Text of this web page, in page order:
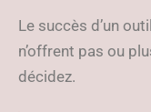
Le succès d’un
n’offrent pas ou
décidez.